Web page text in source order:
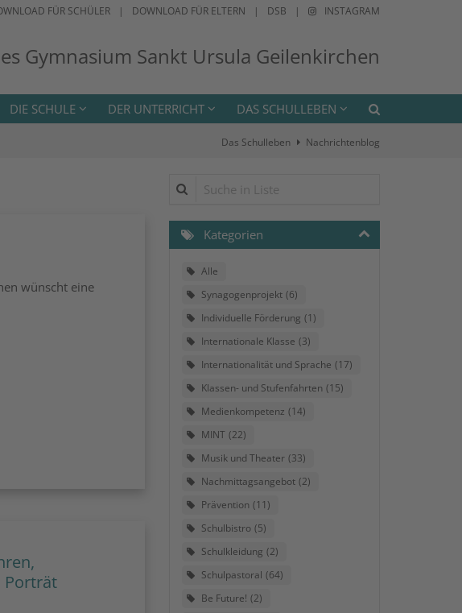
FÜR SCHÜLER DOWNLOAD FÜR ELTERN DSB INSTAGRAM
Gymnasium Sankt Ursula Geilenkirchen
DIE SCHULE DER UNTERRICHT DAS SCHULLEBEN
Das Schulleben Nachrichtenblog
wünscht eine
Porträt
Suche in Liste
Kategorien
Alle
Synagogenprojekt 6
Individuelle Förderung 1
Internationale Klasse 3
Internationalität und Sprache 17
Klassen- und Stufenfahrten 15
Medienkompetenz 14
MINT 22
Musik und Theater 33
Nachmittagsangebot 2
Prävention 11
Schulbistro 5
Schulkleidung 2
Schulpastoral 64
Be Future! 2